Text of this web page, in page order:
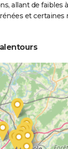
allant de faibles
et certaines